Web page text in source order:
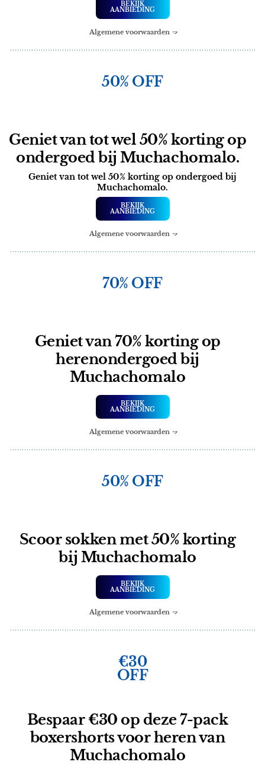
BEKIJK
AANBIEDING
Algemene voorwaarden
50% OFF
Geniet van tot wel 50% korting op
ondergoed bij Muchachomalo.
Geniet van tot wel 50% korting op ondergoed bij
Muchachomalo.
BEKIJK
AANBIEDING
Algemene voorwaarden
70% OFF
Geniet van 70% korting op
herenondergoed bij
Muchachomalo
BEKIJK
AANBIEDING
Algemene voorwaarden
50% OFF
Scoor sokken met 50% korting
bij Muchachomalo
BEKIJK
AANBIEDING
Algemene voorwaarden
€30
OFF
Bespaar €30 op deze 7-pack
boxershorts voor heren van
Muchachomalo